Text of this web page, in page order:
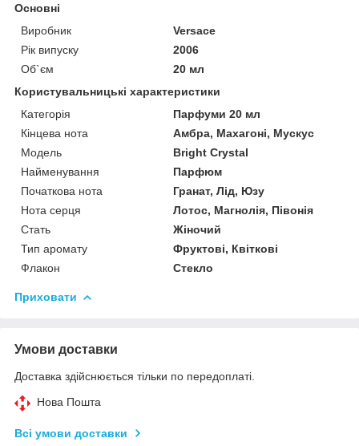
Основні
Виробник
Versace
Рік випуску
2006
Об`єм
20 мл
Користувальницькі характеристики
Категорія
Парфуми 20 мл
Кінцева нота
Амбра, Махагоні, Мускус
Мoдель
Bright Crystal
Найменування
Парфюм
Початкова нота
Гранат, Лід, Юзу
Нота серця
Лотос, Магнолія, Півонія
Стать
Жіночий
Тип аромату
Фруктові, Квіткові
Флакон
Стекло
Приховати
Умови доставки
Доставка здійснюється тільки по передоплаті.
Нова Пошта
Всі умови доставки